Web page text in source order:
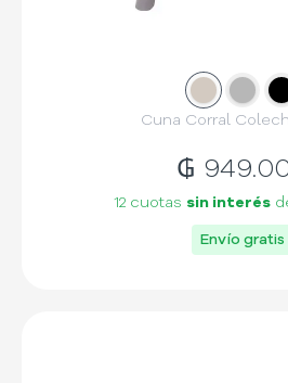
Slide 1
Slide
Cuna Corral
₲
12 cuotas sin interés
Envío gratis